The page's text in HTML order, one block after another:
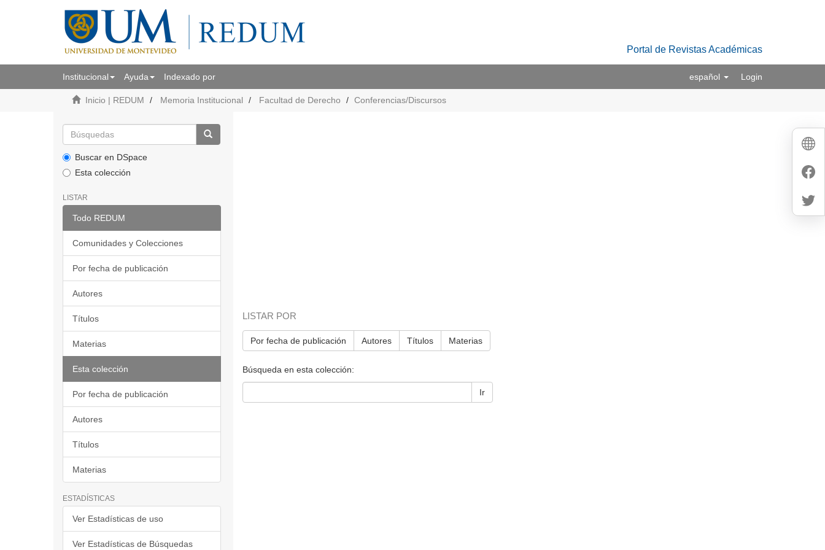
Portal de Revistas Académicas
Institucional Ayuda Indexado por español Login
Inicio | REDUM Memoria Institucional Facultad de Derecho Conferencias/Discursos
Buscar en DSpace
Esta colección
LISTAR
Todo REDUM
Comunidades y Colecciones
Por fecha de publicación
Autores
Títulos
Materias
Esta colección
Por fecha de publicación
Autores
Títulos
Materias
ESTADÍSTICAS
Ver Estadísticas de uso
Ver Estadísticas de Búsquedas
LISTAR POR
Por fecha de publicación Autores Títulos Materias
Búsqueda en esta colección:
Ir